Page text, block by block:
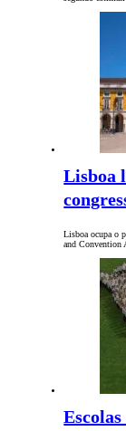
Lisboa
Lisboa ocupa o
and Convention